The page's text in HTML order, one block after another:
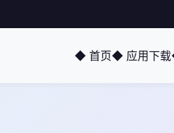
◆ 首页◆ 应用下载